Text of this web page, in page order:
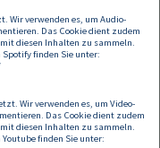
Wir verwenden es, um Audio-
Das Cookie dient zudem
diesen Inhalten zu sammeln.
finden Sie unter:
Wir verwenden es, um Video-
Das Cookie dient zudem
diesen Inhalten zu sammeln.
finden Sie unter: